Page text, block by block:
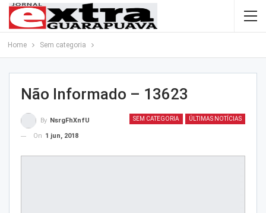
Home Sem categoria
Não Informado – 13623
SEM CATEGORIA ÚLTIMAS NOTÍCIAS
By NsrgFhXnfU
On 1 jun, 2018